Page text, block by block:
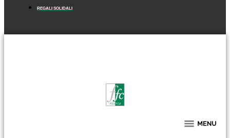
REGALI SOLIDALI